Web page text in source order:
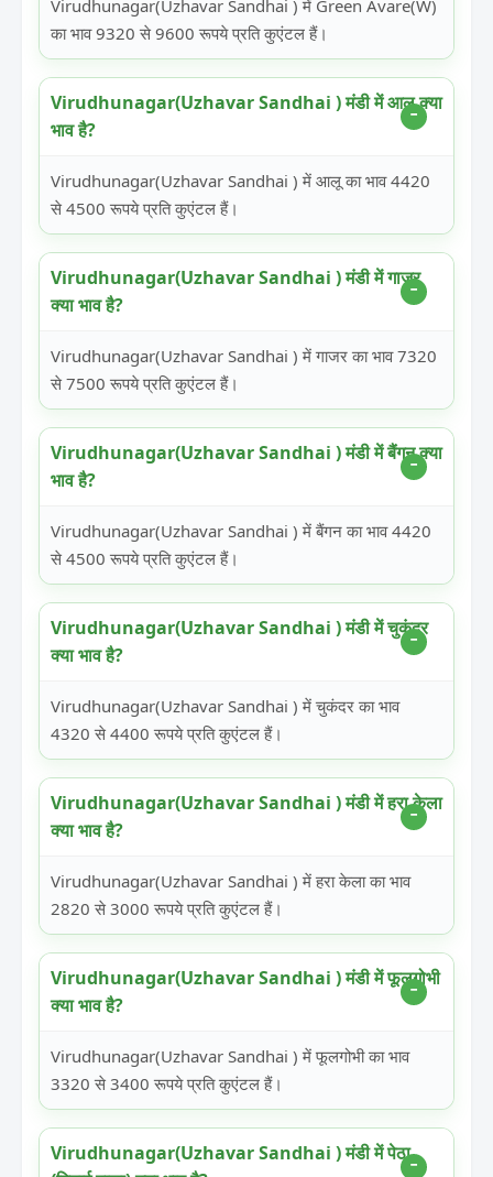
Virudhunagar(Uzhavar Sandhai ) में Green Avare(W)
का भाव 9320 से 9600 रूपये प्रति कुएंटल हैं।
Virudhunagar(Uzhavar Sandhai ) मंडी में आलू क्या
भाव है?
Virudhunagar(Uzhavar Sandhai ) में आलू का भाव 4420
से 4500 रूपये प्रति कुएंटल हैं।
Virudhunagar(Uzhavar Sandhai ) मंडी में गाजर
क्या भाव है?
Virudhunagar(Uzhavar Sandhai ) में गाजर का भाव 7320
से 7500 रूपये प्रति कुएंटल हैं।
Virudhunagar(Uzhavar Sandhai ) मंडी में बैंगन क्या
भाव है?
Virudhunagar(Uzhavar Sandhai ) में बैंगन का भाव 4420
से 4500 रूपये प्रति कुएंटल हैं।
Virudhunagar(Uzhavar Sandhai ) मंडी में चुकंदर
क्या भाव है?
Virudhunagar(Uzhavar Sandhai ) में चुकंदर का भाव
4320 से 4400 रूपये प्रति कुएंटल हैं।
Virudhunagar(Uzhavar Sandhai ) मंडी में हरा केला
क्या भाव है?
Virudhunagar(Uzhavar Sandhai ) में हरा केला का भाव
2820 से 3000 रूपये प्रति कुएंटल हैं।
Virudhunagar(Uzhavar Sandhai ) मंडी में फूलगोभी
क्या भाव है?
Virudhunagar(Uzhavar Sandhai ) में फूलगोभी का भाव
3320 से 3400 रूपये प्रति कुएंटल हैं।
Virudhunagar(Uzhavar Sandhai ) मंडी में पेठा